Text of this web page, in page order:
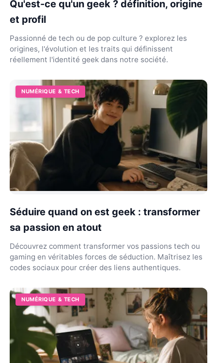
Qu'est-ce qu'un geek ? définition, origine
et profil
Passionné de tech ou de pop culture ? explorez les
origines, l'évolution et les traits qui définissent
réellement l'identité geek dans notre société.
NUMÉRIQUE & TECH
Séduire quand on est geek : transformer
sa passion en atout
Découvrez comment transformer vos passions tech ou
gaming en véritables forces de séduction. Maîtrisez les
codes sociaux pour créer des liens authentiques.
NUMÉRIQUE & TECH